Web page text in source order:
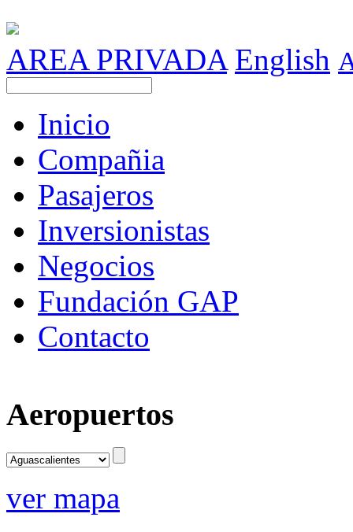
AREA PRIVADA English
Inicio
Compañia
Pasajeros
Inversionistas
Negocios
Fundación GAP
Contacto
Aeropuertos
ver mapa